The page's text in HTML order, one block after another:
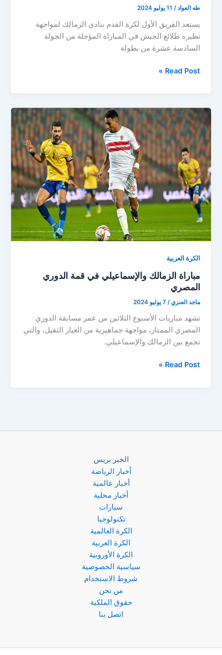
طه العواد/ 11 يوليو 2024
يستعد الفريق الأول لكرة القدم بنادي الزمالك لمواجهة
نظيره طلائع الجيش في المباراة المؤجلة من الجولة
السادسة عشرة من بطولة
الزمالك
الجيش
في
عودة
مباريات
الدوري
المصري
Read Post »
الكرة العربية
مباراة الزمالك والإسماعيلي في قمة الدوري
المصري
ماجد العنزي/7 يوليو 2024
تشهد مباريات الأسبوع الثلاثين من عمر مسابقة الدوري
المصري الممتاز، مواجهة جماهيرية من العيار الثقيل، والتي
تجمع بين الزمالك والإسماعيلي.
مباراة
Read Post »
الخبر بريس
أخبار الرياضة
أخبار عالمية
أخبار محلية
سيارات
تكنولوجيا
الكرة العالمية
الكرة العربية
الكرة الأوروبية
سياسية الخصوصية
شروط الاستخدام
من نحن
حقوق الملكية
اتصل بنا